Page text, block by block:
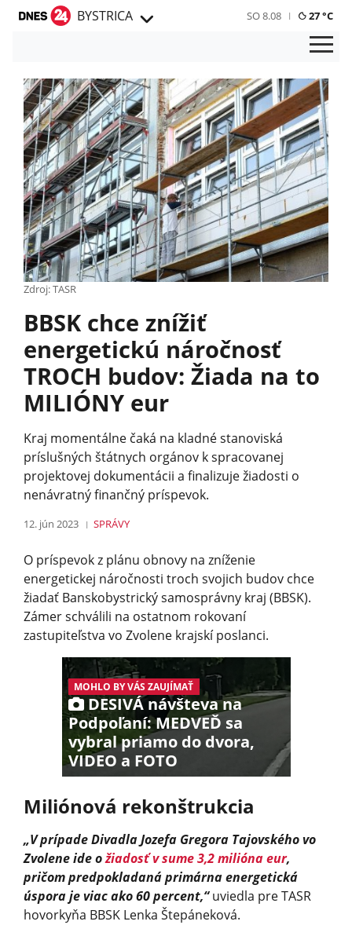
BYSTRICA SO 8.08 27 °C
Zdroj: TASR
BBSK chce znížiť
energetickú náročnosť
TROCH budov: Žiada na to
MILIÓNY eur
Kraj momentálne čaká na kladné stanoviská
príslušných štátnych orgánov k spracovanej
projektovej dokumentácii a finalizuje žiadosti o
nenávratný finančný príspevok.
12. jún 2023 SPRÁVY
O príspevok z plánu obnovy na zníženie
energetickej náročnosti troch svojich budov chce
žiadať Banskobystrický samosprávny kraj (BBSK).
Zámer schválili na ostatnom rokovaní
zastupiteľstva vo Zvolene krajskí poslanci.
MOHLO BY VÁS ZAUJÍMAŤ
DESIVÁ návšteva na
Podpoľaní: MEDVEĎ sa
vybral priamo do dvora,
VIDEO a FOTO
Miliónová rekonštrukcia
„V prípade Divadla Jozefa Gregora Tajovského vo
Zvolene ide ožiadosť v sume 3,2 milióna eur,
pričom predpokladaná primárna energetická
úspora je viac ako 60 percent,“uviedla pre TASR
hovorkyňa BBSK Lenka Štepáneková.